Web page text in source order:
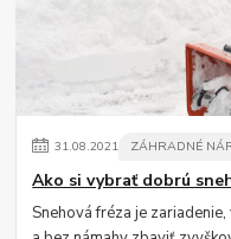
31.08.2021 ZÁHRADNÉ
Ako si vybrať dobrú
Snehová fréza je